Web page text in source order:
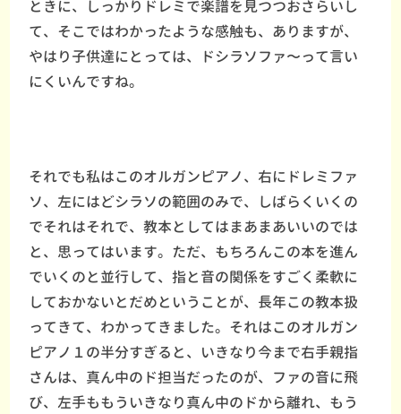
ときに、しっかりドレミで楽譜を見つつおさらいし
て、そこではわかったような感触も、ありますが、
やはり子供達にとっては、ドシラソファ〜って言い
にくいんですね。
それでも私はこのオルガンピアノ、右にドレミファ
ソ、左にはどシラソの範囲のみで、しばらくいくの
でそれはそれで、教本としてはまあまあいいのでは
と、思ってはいます。ただ、もちろんこの本を進ん
でいくのと並行して、指と音の関係をすごく柔軟に
しておかないとだめということが、長年この教本扱
ってきて、わかってきました。それはこのオルガン
ピアノ１の半分すぎると、いきなり今まで右手親指
さんは、真ん中のド担当だったのが、ファの音に飛
び、左手ももういきなり真ん中のドから離れ、もう